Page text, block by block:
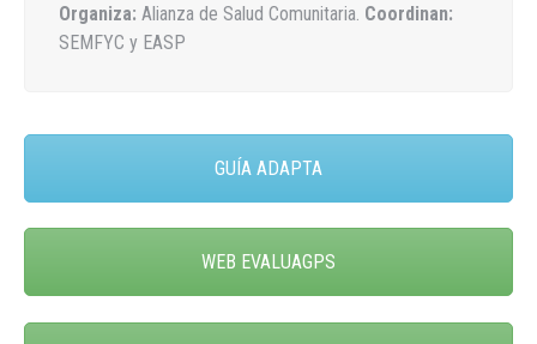
Organiza: Alianza de Salud Comunitaria. Coordinan:
SEMFYC y EASP
GUÍA ADAPTA
WEB EVALUAGPS